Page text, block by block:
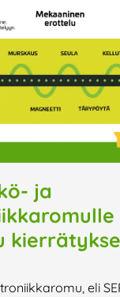
ja
eli